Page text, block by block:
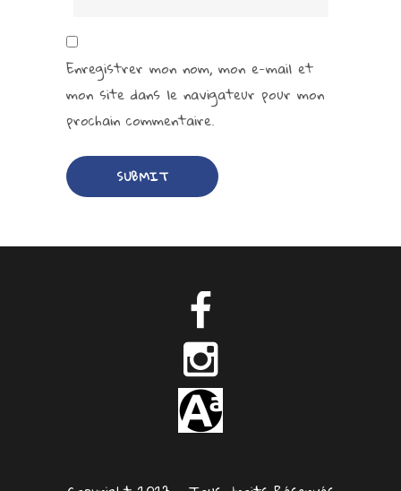
Enregistrer mon nom, mon e-mail et
mon site dans le navigateur pour mon
prochain commentaire.